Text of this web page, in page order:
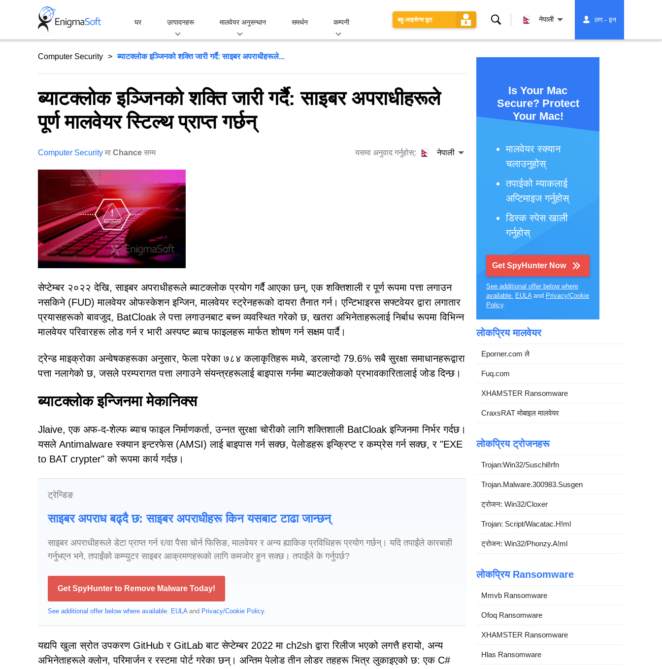
घर उत्पादनहरू मालवेयर अनुसन्धान समर्थन कम्पनी बहु-लाइसेन्स छूट खोज्नुहोस् नेपाली लग - इन
Computer Security ब्याटक्लोक इञ्जिनको शक्ति जारी गर्दै: साइबर अपराधीहरूले...
ब्याटक्लोक इञ्जिनको शक्ति जारी गर्दै: साइबर अपराधीहरूले
पूर्ण मालवेयर स्टिल्थ प्राप्त गर्छन्
Computer Security मा Chance सम्म यसमा अनुवाद गर्नुहोस्: नेपाली
सेप्टेम्बर २०२२ देखि, साइबर अपराधीहरूले ब्याटक्लोक प्रयोग गर्दै आएका छन्, एक शक्तिशाली र पूर्ण रूपमा पत्ता लगाउन
नसकिने (FUD) मालवेयर ओफस्केशन इन्जिन, मालवेयर स्ट्रेनहरूको दायरा तैनात गर्न। एन्टिभाइरस सफ्टवेयर द्वारा लगातार
प्रयासहरूको बावजुद, BatCloak ले पत्ता लगाउनबाट बच्न व्यवस्थित गरेको छ, खतरा अभिनेताहरूलाई निर्बाध रूपमा विभिन्न
मालवेयर परिवारहरू लोड गर्न र भारी अस्पष्ट ब्याच फाइलहरू मार्फत शोषण गर्न सक्षम पार्दै।
ट्रेन्ड माइक्रोका अन्वेषकहरूका अनुसार, फेला परेका ७८४ कलाकृतिहरू मध्ये, डरलाग्दो 79.6% सबै सुरक्षा समाधानहरूद्वारा
पत्ता नलागेको छ, जसले परम्परागत पत्ता लगाउने संयन्त्रहरूलाई बाइपास गर्नमा ब्याटक्लोकको प्रभावकारितालाई जोड दिन्छ।
ब्याटक्लोक इन्जिनमा मेकानिक्स
Jlaive, एक अफ-द-शेल्फ ब्याच फाइल निर्माणकर्ता, उन्नत सुरक्षा चोरीको लागि शक्तिशाली BatCloak इन्जिनमा निर्भर गर्दछ।
यसले Antimalware स्क्यान इन्टरफेस (AMSI) लाई बाइपास गर्न सक्छ, पेलोडहरू इन्क्रिप्ट र कम्प्रेस गर्न सक्छ, र "EXE
to BAT crypter" को रूपमा कार्य गर्दछ।
ट्रेन्डिङ
साइबर अपराध बढ्दै छ: साइबर अपराधीहरू किन यसबाट टाढा जान्छन्
साइबर अपराधीहरूले डेटा प्राप्त गर्न र/वा पैसा चोर्न फिसिङ, मालवेयर र अन्य ह्याकिङ प्रविधिहरू प्रयोग गर्छन्। यदि तपाईंले कारबाही
गर्नुभएन भने, तपाईंको कम्प्युटर साइबर आक्रमणहरूको लागि कमजोर हुन सक्छ। तपाईंले के गर्नुपर्छ?
Get SpyHunter to Remove Malware Today!
See additional offer below where available. EULAand Privacy/Cookie Policy.
यद्यपि खुला स्रोत उपकरण GitHub र GitLab बाट सेप्टेम्बर 2022 मा ch2sh द्वारा रिलीज भएको लगत्तै हरायो, अन्य
अभिनेताहरूले क्लोन, परिमार्जन र रस्टमा पोर्ट गरेका छन्। अन्तिम पेलोड तीन लोडर तहहरू भित्र लुकाइएको छ: एक C#
Is Your Mac
Secure? Protect
Your Mac!
मालवेयर स्क्यान
चलाउनुहोस्
तपाईको म्याकलाई
अप्टिमाइज गर्नुहोस्
डिस्क स्पेस खाली
गर्नुहोस्
Get SpyHunter Now
See additional offer below where
available. EULAand Privacy/Cookie
Policy.
लोकप्रिय मालवेयर
Eporner.com ले
Fuq.com
XHAMSTER Ransomware
CraxsRAT मोबाइल मालवेयर
लोकप्रिय ट्रोजनहरू
Trojan:Win32/Suschil!rfn
Trojan.Malware.300983.Susgen
ट्रोजन: Win32/Cloxer
Trojan: Script/Wacatac.H!ml
ट्रोजन: Win32/Phonzy.A!ml
लोकप्रिय Ransomware
Mmvb Ransomware
Ofoq Ransomware
XHAMSTER Ransomware
Hlas Ransomware